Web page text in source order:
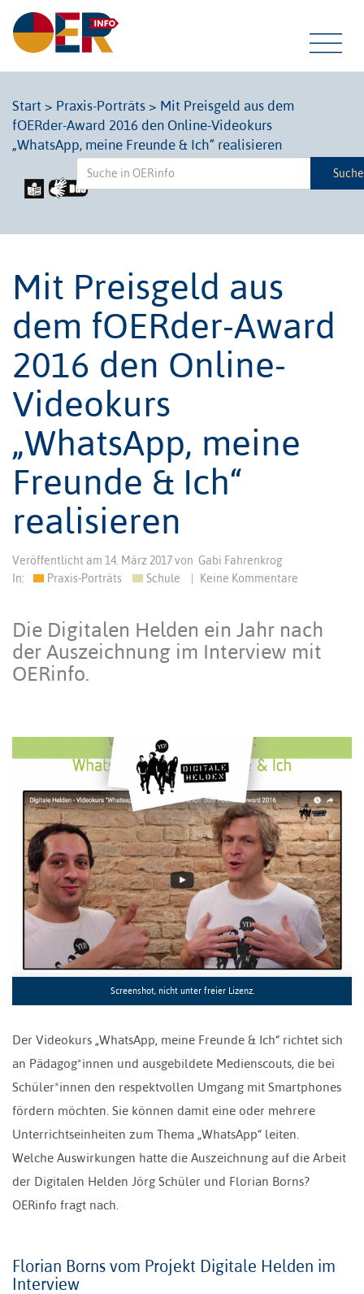
Start > Praxis-Porträts > Mit Preisgeld aus dem
fOERder-Award 2016 den Online-Videokurs
„WhatsApp, meine Freunde & Ich“ realisieren
Mit Preisgeld aus
dem fOERder-Award
2016 den Online-
Videokurs
„WhatsApp, meine
Freunde & Ich“
realisieren
Veröffentlicht am 14. März 2017von Gabi Fahrenkrog
In:
Praxis-Porträts Schule Keine Kommentare
Die Digitalen Helden ein Jahr nach
der Auszeichnung im Interview mit
OERinfo.
Screenshot, nicht unter freier Lizenz.
Der Videokurs „WhatsApp, meine Freunde & Ich“ richtet sich
an Pädagog*innen und ausgebildete Medienscouts, die bei
Schüler*innen den respektvollen Umgang mit Smartphones
fördern möchten. Sie können damit eine oder mehrere
Unterrichtseinheiten zum Thema „WhatsApp“ leiten.
Welche Auswirkungen hatte die Auszeichnung auf die Arbeit
der Digitalen Helden Jörg Schüler und Florian Borns?
OERinfo fragt nach.
Florian Borns vom Projekt Digitale Helden im
Interview